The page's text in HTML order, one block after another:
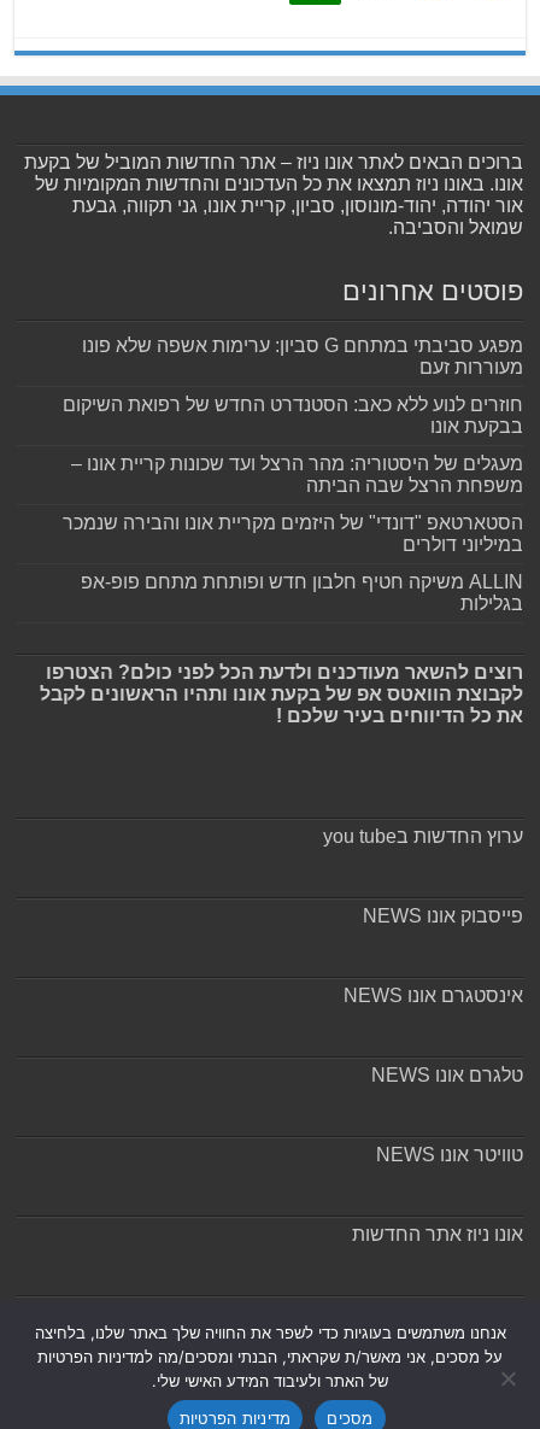
ברוכים הבאים לאתר אונו ניוז – אתר החדשות המוביל של בקעת
אונו. באונו ניוז תמצאו את כל העדכונים והחדשות המקומיות של
אור יהודה, יהוד-מונוסון, סביון, קריית אונו, גני תקווה, גבעת
שמואל והסביבה.
פוסטים אחרונים
מפגע סביבתי במתחם G סביון: ערימות אשפה שלא פונו
מעוררות זעם
חוזרים לנוע ללא כאב: הסטנדרט החדש של רפואת השיקום
בבקעת אונו
מעגלים של היסטוריה: מהר הרצל ועד שכונות קריית אונו –
משפחת הרצל שבה הביתה
הסטארטאפ "דונדי" של היזמים מקריית אונו והבירה שנמכר
במיליוני דולרים
ALLIN משיקה חטיף חלבון חדש ופותחת מתחם פופ-אפ
בגלילות
רוצים להשאר מעודכנים ולדעת הכל לפני כולם? הצטרפו
לקבוצת הוואטס אפ של בקעת אונו ותהיו הראשונים לקבל
את כל הדיווחים בעיר שלכם !
ערוץ החדשות בyou tube
פייסבוק אונו NEWS
אינסטגרם אונו NEWS
טלגרם אונו NEWS
טוויטר אונו NEWS
אונו ניוז אתר החדשות
אנחנו משתמשים בעוגיות כדי לשפר את החוויה שלך באתר שלנו, בלחיצה
על מסכים, אני מאשר/ת שקראתי, הבנתי ומסכים/מה למדיניות הפרטיות
של האתר ולעיבוד המידע האישי שלי.
מסכים
מדיניות הפרטיות